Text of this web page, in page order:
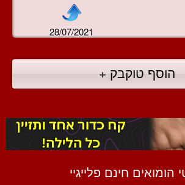
28/07/2021
הוסף טוקבק +
הומואים חינם פלייגיי